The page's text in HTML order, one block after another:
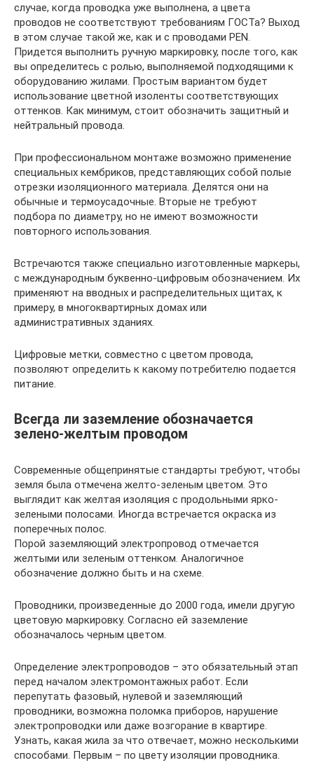
случае, когда проводка уже выполнена, а цвета
проводов не соответствуют требованиям ГОСТа? Выход
в этом случае такой же, как и с проводами PEN.
Придется выполнить ручную маркировку, после того, как
вы определитесь с ролью, выполняемой подходящими к
оборудованию жилами. Простым вариантом будет
использование цветной изоленты соответствующих
оттенков. Как минимум, стоит обозначить защитный и
нейтральный провода.
При профессиональном монтаже возможно применение
специальных кембриков, представляющих собой полые
отрезки изоляционного материала. Делятся они на
обычные и термоусадочные. Вторые не требуют
подбора по диаметру, но не имеют возможности
повторного использования.
Встречаются также специально изготовленные маркеры,
с международным буквенно-цифровым обозначением. Их
применяют на вводных и распределительных щитах, к
примеру, в многоквартирных домах или
административных зданиях.
Цифровые метки, совместно с цветом провода,
позволяют определить к какому потребителю подается
питание.
Всегда ли заземление обозначается
зелено-желтым проводом
Современные общепринятые стандарты требуют, чтобы
земля была отмечена желто-зеленым цветом. Это
выглядит как желтая изоляция с продольными ярко-
зелеными полосами. Иногда встречается окраска из
поперечных полос.
Порой заземляющий электропровод отмечается
желтыми или зеленым оттенком. Аналогичное
обозначение должно быть и на схеме.
Проводники, произведенные до 2000 года, имели другую
цветовую маркировку. Согласно ей заземление
обозначалось черным цветом.
Определение электропроводов – это обязательный этап
перед началом электромонтажных работ. Если
перепутать фазовый, нулевой и заземляющий
проводники, возможна поломка приборов, нарушение
электропроводки или даже возгорание в квартире.
Узнать, какая жила за что отвечает, можно несколькими
способами. Первым – по цвету изоляции проводника.